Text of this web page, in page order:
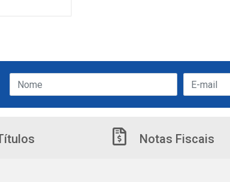
Notas Fiscais